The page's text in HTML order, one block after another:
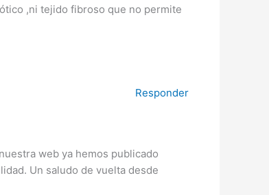
,ni tejido fibroso que no permite
Responder
web ya hemos publicado
Un saludo de vuelta desde